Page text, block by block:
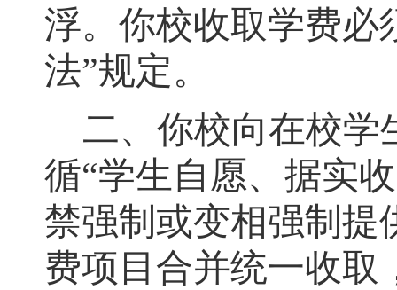
浮。 你校收取学费必
法”规定。
二、 你校向在校学
循“学生自愿、 据实
禁强制或变相强制提
费项目合并统一收取